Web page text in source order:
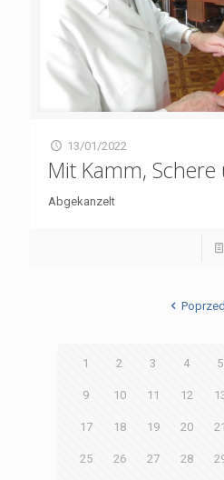
13/01/2022
Mit Kamm,
Abgekanzelt
1 2 3 4 5
9 10 11 12
17 18 19 20 21
25 26 27 28